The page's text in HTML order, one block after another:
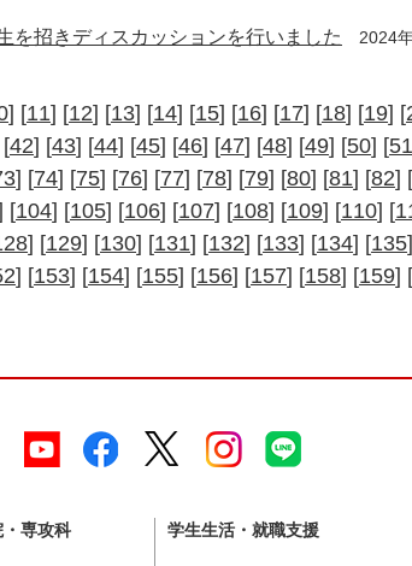
を招きディスカッションを行いました 2024
] [11] [12] [13] [14] [15] [16] [17] [18] [19] [
42] [43] [44] [45] [46] [47] [48] [49] [50] [51
] [74] [75] [76] [77] [78] [79] [80] [81] [82] [
[104] [105] [106] [107] [108] [109] [110] [
] [129] [130] [131] [132] [133] [134] [135
] [153] [154] [155] [156] [157] [158] [159] [
専攻科 学生生活・就職支援